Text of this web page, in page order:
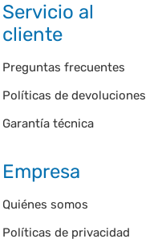
Servicio al
cliente
Preguntas frecuentes
Políticas de devoluciones
Garantía técnica
Empresa
Quiénes somos
Políticas de privacidad